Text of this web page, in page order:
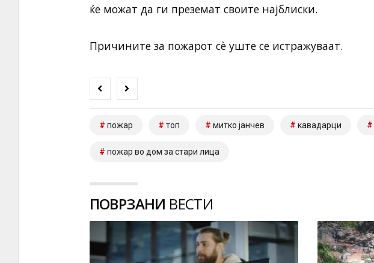
ќе можат да ги преземат своите најблиски.
Причините за пожарот сè уште се истражуваат.
пожар топ митко јанчев кавадарци
пожар во дом за стари лица
ПОВРЗАНИ ВЕСТИ